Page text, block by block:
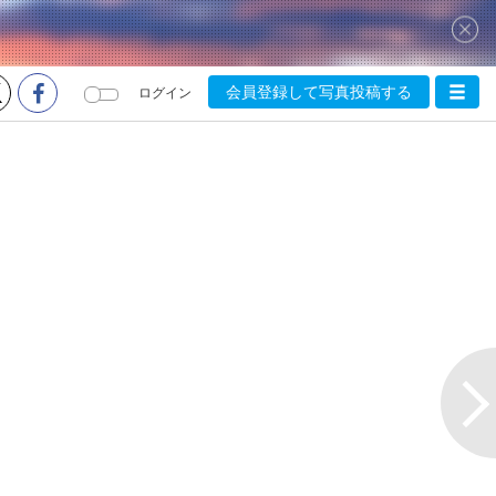
ログイン 会員登録して写真投稿する